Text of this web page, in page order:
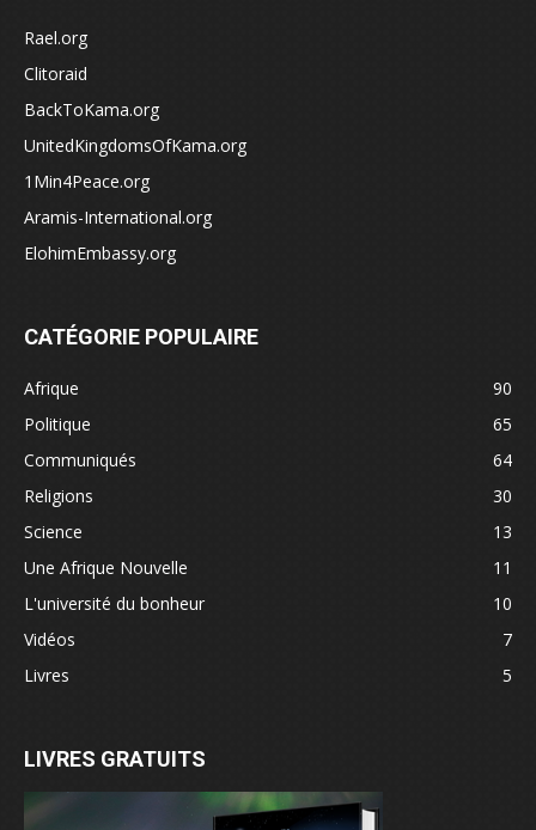
Rael.org
Clitoraid
BackToKama.org
UnitedKingdomsOfKama.org
1Min4Peace.org
Aramis-International.org
ElohimEmbassy.org
CATÉGORIE POPULAIRE
Afrique
90
Politique
65
Communiqués
64
Religions
30
Science
13
Une Afrique Nouvelle
11
L'université du bonheur
10
Vidéos
7
Livres
5
LIVRES GRATUITS